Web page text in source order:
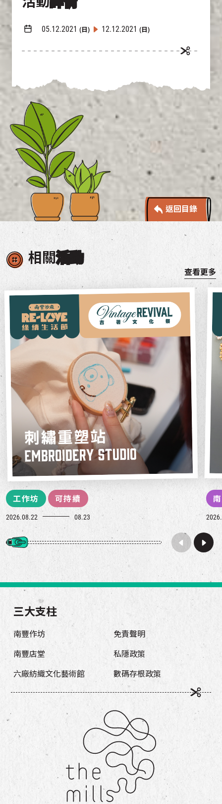
05.12.2021 (日) 12.12.2021 (日)
返回目錄
相關活動
查看更多
工作坊 可持續
2026.08.22 08.23
三大支柱
南豐作坊
南豐店堂
六廠紡織文化藝術館
免責聲明
私隱政策
數碼存根政策